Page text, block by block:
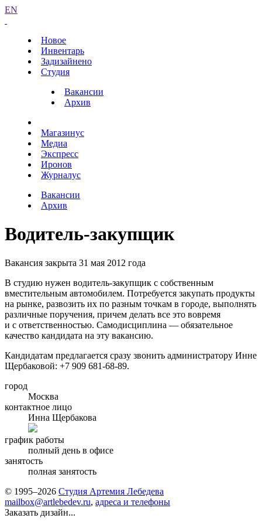
EN
Новое
Инвентарь
Задизайнено
Студия
Вакансии
Архив
Магазинус
Медиа
Экспресс
Иронов
Журналус
Вакансии
Архив
Водитель-закупщик
Вакансия закрыта 31 мая 2012 года
В студию нужен водитель-закупщик с собственным
вместительным автомобилем. Потребуется закупать продукты
на рынке, развозить их по разным точкам в городе, выполнять
различные поручения, причем делать все это вовремя
и с ответственностью. Самодисциплина — обязательное
качество кандидата на эту вакансию.
Кандидатам предлагается сразу звонить администратору Инне
Щербаковой: +7 909 681-68-89.
город
Москва
контактное лицо
Инна Щербакова
график работы
полный день в офисе
занятость
полная занятость
© 1995–2026 Студия Артемия Лебедева
mailbox@artlebedev.ru, адреса и телефоны
Заказать дизайн...